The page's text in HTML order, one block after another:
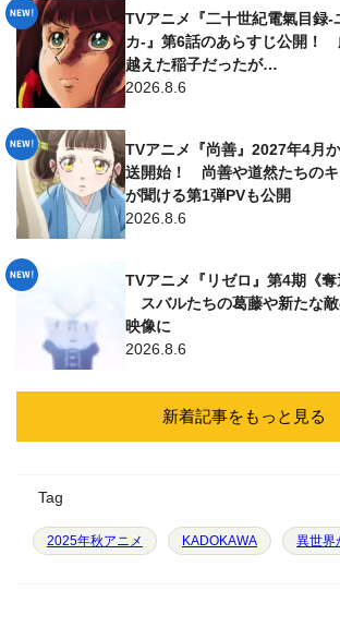
TVアニメ『二十世紀電氣目録-
カ-』第6話のあらすじ公開！
越えた稲子だったが…
2026.8.6
TVアニメ『尚善』2027年4月
送開始！ 尚善や道然たちのキ
が聞ける第1弾PVも公開
2026.8.6
TVアニメ『リゼロ』第4期《奪
スバルたちの葛藤や新たな
映像に
2026.8.6
新着記事をもっと見る
Tag
2025年秋アニメ KADOKAWA 異世界